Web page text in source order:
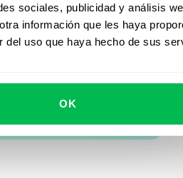
sociales, publicidad y análisis
información que les haya
del uso que haya hecho de sus
OK
PeopleForce
nuestro socio